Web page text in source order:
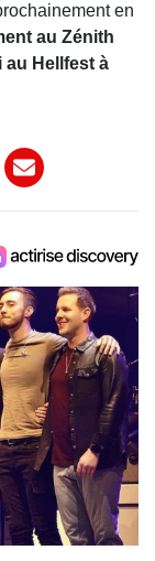
en
au Zénith
au Hellfest à